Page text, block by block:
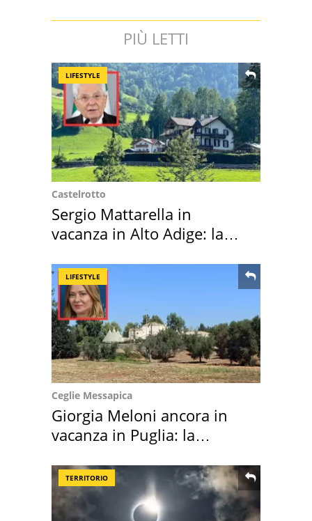
PIÙ LETTI
LIFESTYLE
Castelrotto
Sergio Mattarella in
vacanza in Alto Adige: la
LIFESTYLE
Ceglie Messapica
Giorgia Meloni ancora in
vacanza in Puglia: la
TERRITORIO